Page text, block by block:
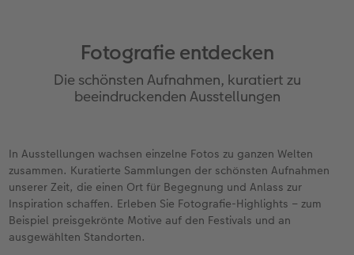
Fotografie entdecken
Die schönsten Aufnahmen, kuratiert zu
beeindruckenden Ausstellungen
In Ausstellungen wachsen einzelne Fotos zu ganzen Welten
zusammen. Kuratierte Sammlungen der schönsten Aufnahmen
unserer Zeit, die einen Ort für Begegnung und Anlass zur
Inspiration schaffen. Erleben Sie Fotografie-Highlights – zum
Beispiel preisgekrönte Motive auf den Festivals und an
ausgewählten Standorten.